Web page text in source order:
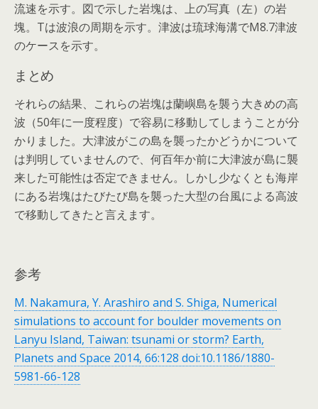
流速を示す。図で示した岩塊は、上の写真（左）の岩
塊。Tは波浪の周期を示す。津波は琉球海溝でM8.7津波
のケースを示す。
まとめ
それらの結果、これらの岩塊は蘭嶼島を襲う大きめの高
波（50年に一度程度）で容易に移動してしまうことが分
かりました。大津波がこの島を襲ったかどうかについて
は判明していませんので、何百年か前に大津波が島に襲
来した可能性は否定できません。しかし少なくとも海岸
にある岩塊はたびたび島を襲った大型の台風による高波
で移動してきたと言えます。
参考
M. Nakamura, Y. Arashiro and S. Shiga, Numerical
simulations to account for boulder movements on
Lanyu Island, Taiwan: tsunami or storm? Earth,
Planets and Space 2014, 66:128 doi:10.1186/1880-
5981-66-128